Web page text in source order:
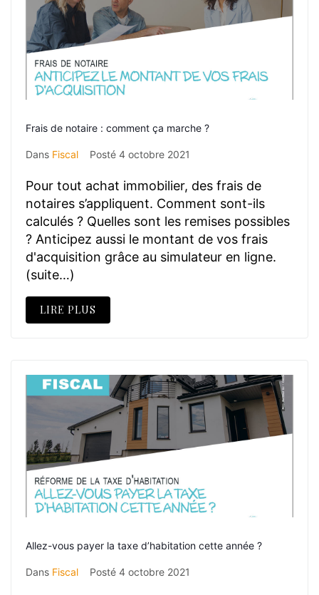
Frais de notaire : comment ça marche ?
Dans Fiscal Posté 4 octobre 2021
Pour tout achat immobilier, des frais de
notaires s’appliquent. Comment sont-ils
calculés ? Quelles sont les remises possibles
? Anticipez aussi le montant de vos frais
d'acquisition grâce au simulateur en ligne.
(suite…)
LIRE PLUS
Allez-vous payer la taxe d’habitation cette année ?
Dans Fiscal Posté 4 octobre 2021